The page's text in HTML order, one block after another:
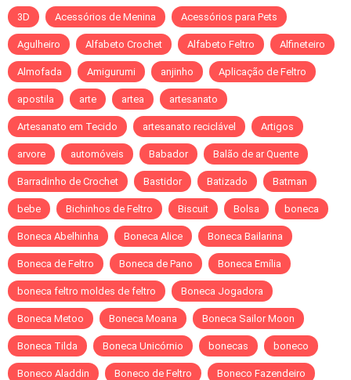
3D Acessórios de Menina Acessórios para Pets
Agulheiro Alfabeto Crochet Alfabeto Feltro Alfineteiro
Almofada Amigurumi anjinho Aplicação de Feltro
apostila arte artea artesanato
Artesanato em Tecido artesanato reciclável Artigos
arvore automóveis Babador Balão de ar Quente
Barradinho de Crochet Bastidor Batizado Batman
bebe Bichinhos de Feltro Biscuit Bolsa boneca
Boneca Abelhinha Boneca Alice Boneca Bailarina
Boneca de Feltro Boneca de Pano Boneca Emília
boneca feltro moldes de feltro Boneca Jogadora
Boneca Metoo Boneca Moana Boneca Sailor Moon
Boneca Tilda Boneca Unicórnio bonecas boneco
Boneco Aladdin Boneco de Feltro Boneco Fazendeiro